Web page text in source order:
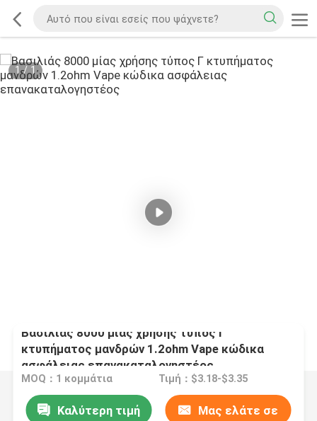
1/1
Βασιλιάς 8000 μίας χρήσης τύπος Γ
κτυπήματος μανδρών 1.2ohm Vape κώδικα
ασφάλειας επανακαταλογηστέος
MOQ：1 κομμάτια Τιμή：$3.18-$3.35
Καλύτερη τιμή Μας ελάτε σε